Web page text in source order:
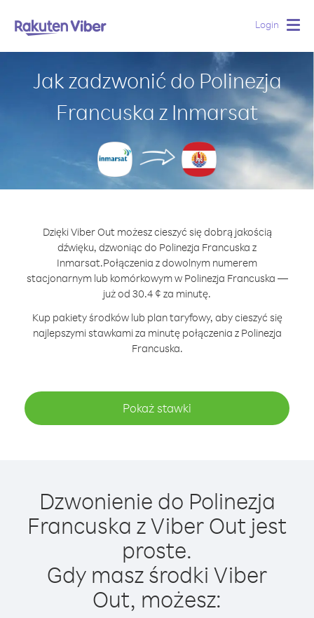
Login
Jak zadzwonić do Polinezja
Francuska z Inmarsat
Dzięki Viber Out możesz cieszyć się dobrą jakością
dźwięku, dzwoniąc do Polinezja Francuska z
Inmarsat.Połączenia z dowolnym numerem
stacjonarnym lub komórkowym w Polinezja Francuska —
już od 30.4 ¢ za minutę.
Kup pakiety środków lub plan taryfowy, aby cieszyć się
najlepszymi stawkami za minutę połączenia z Polinezja
Francuska.
Pokaż stawki
Dzwonienie do Polinezja
Francuska z Viber Out jest
proste.
Gdy masz środki Viber
Out, możesz: